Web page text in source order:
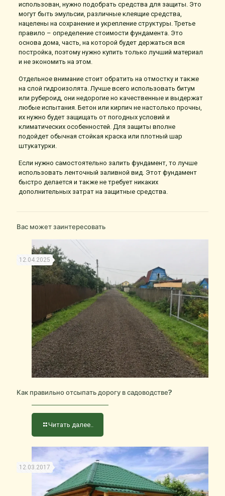
использован, нужно подобрать средства для защиты. Это
могут быть эмульсии, различные клеящие средства,
нацелены на сохранение и укрепление структуры. Третье
правило – определение стоимости фундамента. Это
основа дома, часть, на которой будет держаться вся
постройка, поэтому нужно купить только лучший материал
и не экономить на этом.
Отдельное внимание стоит обратить на отмостку и также
на слой гидроизолята. Лучше всего использовать битум
или рубероид, они недорогие но качественные и выдержат
любые испытания. Бетон или кирпич не настолько прочны,
их нужно будет защищать от погодных условий и
климатических особенностей. Для защиты вполне
подойдет обычная стойкая краска или плотный шар
штукатурки.
Если нужно самостоятельно залить фундамент, то лучше
использовать ленточный заливной вид. Этот фундамент
быстро делается и также не требует никаких
дополнительных затрат на защитные средства.
Вас может заинтересовать
12.04.2025
Как правильно отсыпать дорогу в садоводстве?
Читать далее..
12.03.2017